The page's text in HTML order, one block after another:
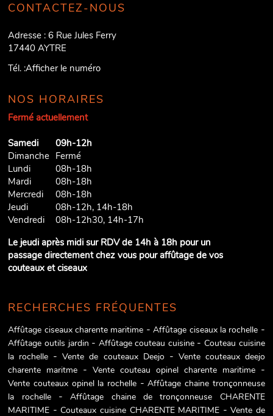
CONTACTEZ-NOUS
Adresse :6 Rue Jules Ferry
17440 AYTRE
Tél. :Afficher le numéro
NOS HORAIRES
Fermé actuellement
Samedi
09h-12h
Dimanche Fermé
Lundi
08h-18h
Mardi
08h-18h
Mercredi
08h-18h
Jeudi
08h-12h, 14h-18h
Vendredi
08h-12h30, 14h-17h
Le jeudi après midi sur RDV de 14h à 18h pour un
passage directement chez vous pour affûtage de vos
couteaux et ciseaux
RECHERCHES FRÉQUENTES
Affûtage ciseaux charente maritime
Affûtage ciseaux la rochelle
Affûtage outils jardin
Affûtage couteau cuisine
Couteau cuisine
la rochelle
Vente de couteaux Deejo
Vente couteaux deejo
charente maritme
Vente couteau opinel charente maritime
Vente couteaux opinel la rochelle
Affûtage chaine tronçonneuse
la rochelle
Affûtage chaine de tronçonneuse CHARENTE
MARITIME
Couteaux cuisine CHARENTE MARITIME Vente de